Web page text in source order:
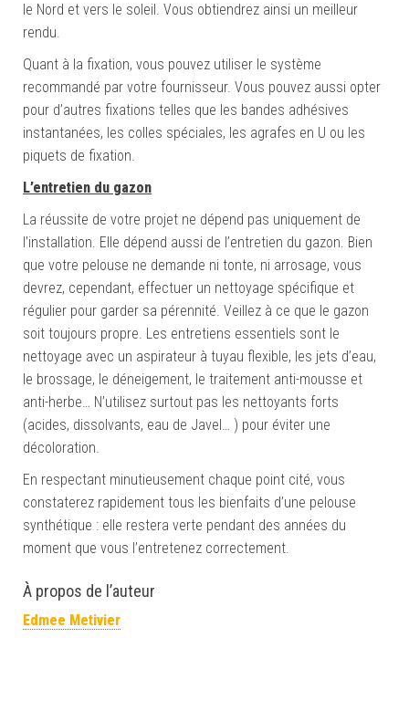
le Nord et vers le soleil. Vous obtiendrez ainsi un meilleur
rendu.
Quant à la fixation, vous pouvez utiliser le système
recommandé par votre fournisseur. Vous pouvez aussi opter
pour d’autres fixations telles que les bandes adhésives
instantanées, les colles spéciales, les agrafes en U ou les
piquets de fixation.
L’entretien du gazon
La réussite de votre projet ne dépend pas uniquement de
l’installation. Elle dépend aussi de l’entretien du gazon. Bien
que votre pelouse ne demande ni tonte, ni arrosage, vous
devrez, cependant, effectuer un nettoyage spécifique et
régulier pour garder sa pérennité. Veillez à ce que le gazon
soit toujours propre. Les entretiens essentiels sont le
nettoyage avec un aspirateur à tuyau flexible, les jets d’eau,
le brossage, le déneigement, le traitement anti-mousse et
anti-herbe… N’utilisez surtout pas les nettoyants forts
(acides, dissolvants, eau de Javel… ) pour éviter une
décoloration.
En respectant minutieusement chaque point cité, vous
constaterez rapidement tous les bienfaits d’une pelouse
synthétique : elle restera verte pendant des années du
moment que vous l’entretenez correctement.
À propos de l’auteur
Edmee Metivier